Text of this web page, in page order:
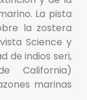
La pista
la zostera
Science y
de indios seri,
California)
marinas